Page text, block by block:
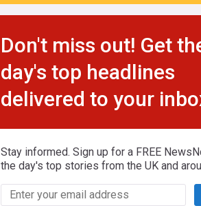
Don't miss out! Get
day's top headlines
delivered to your
Stay informed. Sign up for a FREE
the day's top stories from the UK and